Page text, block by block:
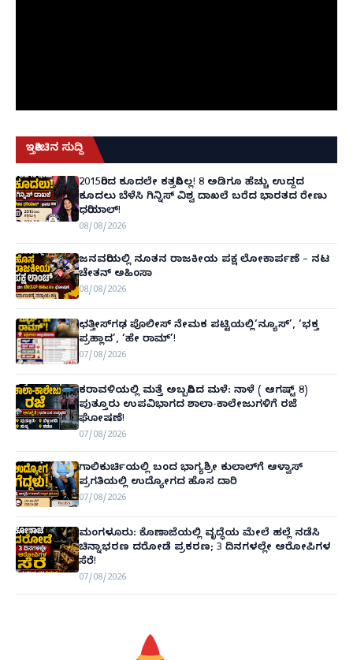
ಇತ್ತೀಚಿನ ಸುದ್ದಿ
2015ರಿಂದ ಕೂದಲೇ ಕತ್ತರಿಸಿಲ್ಲ! 8 ಅಡಿಗೂ ಹೆಚ್ಚು ಉದ್ದದ
ಕೂದಲು ಬೆಳೆಸಿ ಗಿನ್ನಿಸ್ ವಿಶ್ವ ದಾಖಲೆ ಬರೆದ ಭಾರತದ ರೇಣು
ಧರಿಯಾಲ್!
08/08/2026
ಜನವರಿಯಲ್ಲಿ ನೂತನ ರಾಜಕೀಯ ಪಕ್ಷ ಲೋಕಾರ್ಪಣೆ – ನಟ
ಚೇತನ್ ಅಹಿಂಸಾ
08/08/2026
ಛತ್ತೀಸ್‌ಗಢ ಪೊಲೀಸ್ ನೇಮಕ ಪಟ್ಟಿಯಲ್ಲಿ‘ನ್ಯೂಸ್’, ‘ಭಕ್ತ
ಪ್ರಹ್ಲಾದ’, ‘ಹೇ ರಾಮ್’!
07/08/2026
ಕರಾವಳಿಯಲ್ಲಿ ಮತ್ತೆ ಅಬ್ಬರಿಸಿದ ಮಳೆ: ನಾಳೆ ( ಆಗಷ್ಟ್ 8)
ಪುತ್ತೂರು ಉಪವಿಭಾಗದ ಶಾಲಾ-ಕಾಲೇಜುಗಳಿಗೆ ರಜೆ
ಘೋಷಣೆ!
07/08/2026
ಗಾಲಿಕುರ್ಚಿಯಲ್ಲಿ ಬಂದ ಭಾಗ್ಯಶ್ರೀ ಕುಲಾಲ್‌ಗೆ ಆಳ್ವಾಸ್
ಪ್ರಗತಿಯಲ್ಲಿ ಉದ್ಯೋಗದ ಹೊಸ ದಾರಿ
07/08/2026
ಮಂಗಳೂರು: ಕೊಣಾಜೆಯಲ್ಲಿ ವೃದ್ಧೆಯ ಮೇಲೆ ಹಲ್ಲೆ ನಡೆಸಿ
ಚಿನ್ನಾಭರಣ ದರೋಡೆ ಪ್ರಕರಣ; 3 ದಿನಗಳಲ್ಲೇ ಆರೋಪಿಗಳ
ಸೆರೆ!
07/08/2026